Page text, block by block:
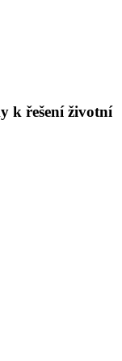
k řešení životní